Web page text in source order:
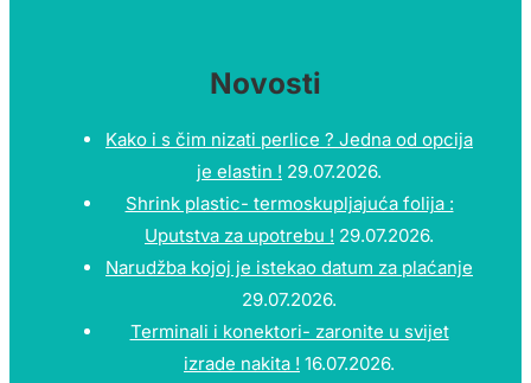
Novosti
Kako i s čim nizati perlice ? Jedna od opcija
je elastin ! 29.07.2026.
Shrink plastic- termoskupljajuća folija :
Uputstva za upotrebu ! 29.07.2026.
Narudžba kojoj je istekao datum za plaćanje
29.07.2026.
Terminali i konektori- zaronite u svijet
izrade nakita ! 16.07.2026.